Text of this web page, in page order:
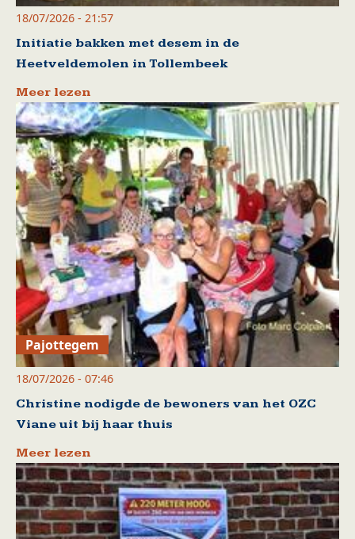
18/07/2026 - 21:57
Initiatie bakken met desem in de
Heetveldemolen in Tollembeek
Meer lezen
Pajottegem
18/07/2026 - 07:46
Christine nodigde de bewoners van het OZC
Viane uit bij haar thuis
Meer lezen